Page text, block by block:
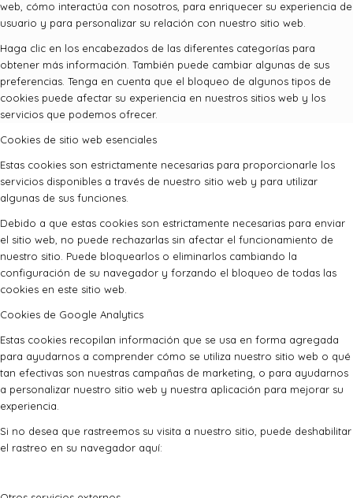
web, cómo interactúa con nosotros, para enriquecer su experiencia de
usuario y para personalizar su relación con nuestro sitio web.
Haga clic en los encabezados de las diferentes categorías para
obtener más información. También puede cambiar algunas de sus
preferencias. Tenga en cuenta que el bloqueo de algunos tipos de
cookies puede afectar su experiencia en nuestros sitios web y los
servicios que podemos ofrecer.
Cookies de sitio web esenciales
Estas cookies son estrictamente necesarias para proporcionarle los
servicios disponibles a través de nuestro sitio web y para utilizar
algunas de sus funciones.
Debido a que estas cookies son estrictamente necesarias para enviar
el sitio web, no puede rechazarlas sin afectar el funcionamiento de
nuestro sitio. Puede bloquearlos o eliminarlos cambiando la
configuración de su navegador y forzando el bloqueo de todas las
cookies en este sitio web.
Cookies de Google Analytics
Estas cookies recopilan información que se usa en forma agregada
para ayudarnos a comprender cómo se utiliza nuestro sitio web o qué
tan efectivas son nuestras campañas de marketing, o para ayudarnos
a personalizar nuestro sitio web y nuestra aplicación para mejorar su
experiencia.
Si no desea que rastreemos su visita a nuestro sitio, puede deshabilitar
el rastreo en su navegador aquí: